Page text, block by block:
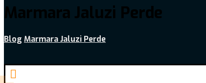
Marmara Jaluzi Perde
Blog Marmara Jaluzi Perde